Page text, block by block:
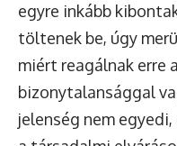
egyre inkább
töltenek be, úgy
miért reagálnak erre
bizonytalansággal
jelenség nem